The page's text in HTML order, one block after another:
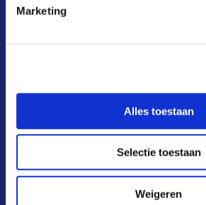
Marketing
Alles toestaan
Selectie toestaan
Weigeren
hoe werkt het?
waarom?
deelnemers